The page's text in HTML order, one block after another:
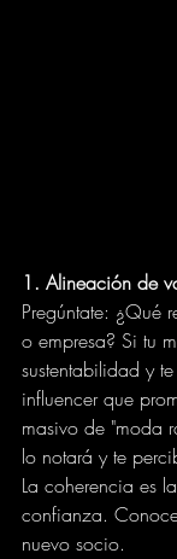
1. Alineación de
Pregúntate: ¿Qué
o empresa? Si tu
sustentabilidad y
influencer que
masivo de "moda
lo notará y te
La coherencia es
confianza.
nuevo socio.